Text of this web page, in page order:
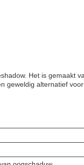
Het is
alternatief